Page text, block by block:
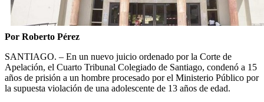
Por Roberto Pérez
SANTIAGO. – En un nuevo juicio ordenado por la Corte de
Apelación, el Cuarto Tribunal Colegiado de Santiago, condenó a 15
años de prisión a un hombre procesado por el Ministerio Público por
la supuesta violación de una adolescente de 13 años de edad.